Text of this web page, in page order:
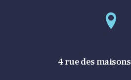
4 rue des